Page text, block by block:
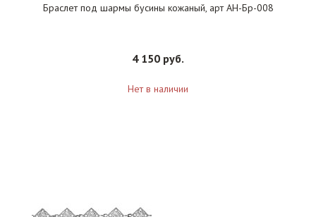
Браслет под шармы бусины кожаный, арт АН-Бр-008
4 150 руб.
Нет в наличии